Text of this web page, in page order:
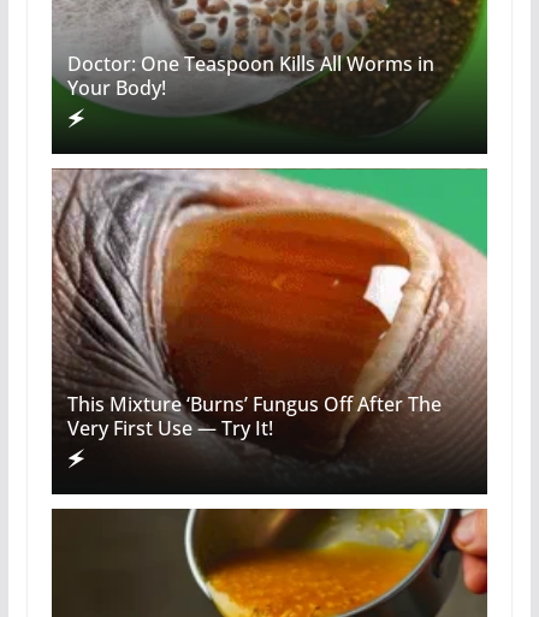
Doctor: One Teaspoon Kills All Worms in
Your Body!
This Mixture ‘Burns’ Fungus Off After The
Very First Use — Try It!